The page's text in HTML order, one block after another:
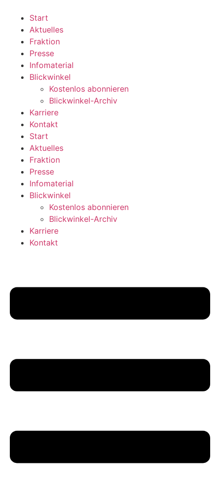
wechseln
Start
Aktuelles
Fraktion
Presse
Infomaterial
Blickwinkel
Kostenlos abonnieren
Blickwinkel-Archiv
Karriere
Kontakt
Start
Aktuelles
Fraktion
Presse
Infomaterial
Blickwinkel
Kostenlos abonnieren
Blickwinkel-Archiv
Karriere
Kontakt